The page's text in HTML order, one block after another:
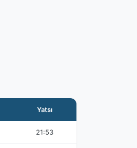
Yatsı
21:53